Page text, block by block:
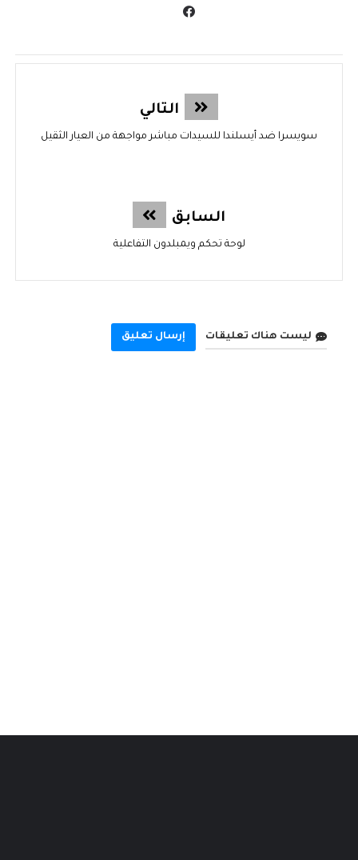
التالي
سويسرا ضد أيسلندا للسيدات مباشر مواجهة من العيار الثقيل
السابق
لوحة تحكم ويمبلدون التفاعلية
ليست هناك تعليقات إرسال تعليق